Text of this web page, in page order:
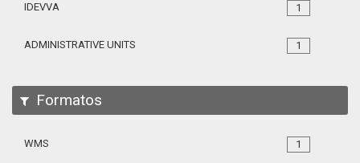
1
IDEVVA
1
ADMINISTRATIVE UNITS
Formatos
1
WMS